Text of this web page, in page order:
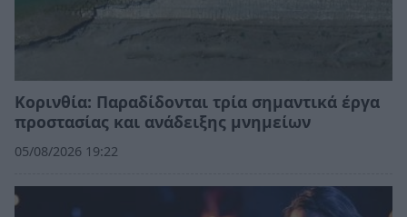
Κορινθία: Παραδίδονται τρία σημαντικά έργα
προστασίας και ανάδειξης μνημείων
05/08/2026 19:22